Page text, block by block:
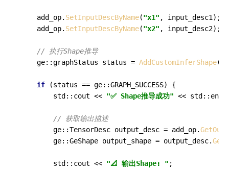
    add_op.
SetInputDescByName("x1" , input_desc1);
    add_op.
SetInputDescByName("x2" , input_desc2);
// 执行Shape推导
    ge::graphStatus status =
AddCustomInferShape
if (status == ge::GRAPH_SUCCESS) {
        std::cout <<
"✅ Shape推导成功" <<
// 获取输出描述
        ge::TensorDesc output_desc = add_op.
        ge::GeShape output_shape = output_desc.
        std::cout <<
"📐 输出Shape: " ;